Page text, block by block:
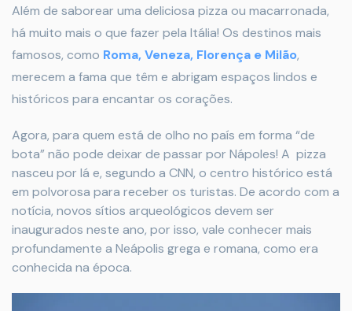
Além de saborear uma deliciosa pizza ou macarronada,
há muito mais o que fazer pela Itália! Os destinos mais
famosos, como Roma, Veneza, Florença e Milão,
merecem a fama que têm e abrigam espaços lindos e
históricos para encantar os corações.
Agora, para quem está de olho no país em forma “de
bota” não pode deixar de passar por Nápoles! A pizza
nasceu por lá e, segundo a CNN, o centro histórico está
em polvorosa para receber os turistas. De acordo com a
notícia, novos sítios arqueológicos devem ser
inaugurados neste ano, por isso, vale conhecer mais
profundamente a Neápolis grega e romana, como era
conhecida na época.